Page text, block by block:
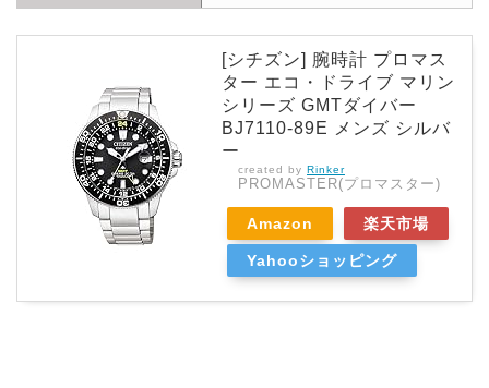
[シチズン] 腕時計 プロマス
ター エコ・ドライブ マリン
シリーズ GMTダイバー
BJ7110-89E メンズ シルバ
ー
created by Rinker
PROMASTER(プロマスター)
Amazon 楽天市場
Yahooショッピング